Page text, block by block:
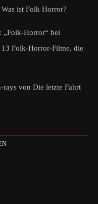
Was ist Folk Horror?
„Folk-Horror“ bei
13 Folk-Horror-Filme, die
von Die letzte Fahrt